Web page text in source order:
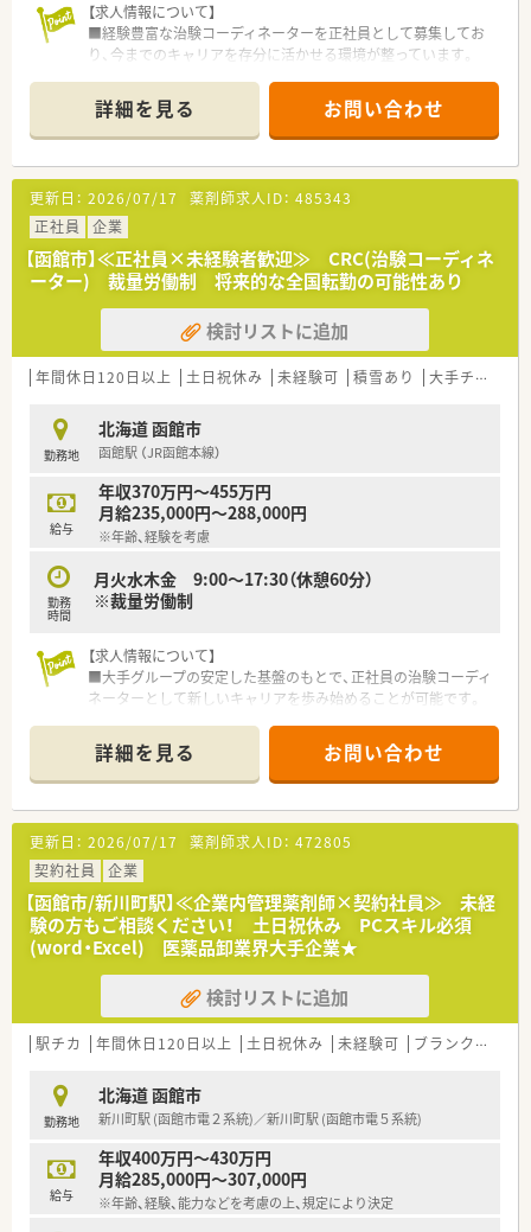
【求人情報について】
■経験豊富な治験コーディネーターを正社員として募集してお
り、今までのキャリアを存分に活かせる環境が整っています。
高い次元で両立させることが可能な求人内容です。
■賞与は年2回で計4.4ヶ月分の支給実績があり、安定した生活基
盤を築きながら専門性をさらに磨くことができます。
【募集背景と求める人物像について】
■ヘルスケア事業を一層加速させるための増員募集であり、即戦
力として現場を牽引してくれる新たな仲間を求めています。
■医療イノベーションを志し、時代の変化に柔軟に対応しながら
価値を創造できるフロンティア精神のある方を歓迎します。
■治験の現場で培った倫理観を大切にしながら、患者さんや医療
スタッフと誠実に向き合える方を高く評価いたします。
【必要スキル・歓迎スキル】
■SMO業界における治験コーディネーターとしての実務経験が
■採用後、東京で実施される約2週間の新入社員研修に全日程参
加し、最新の法令や実務を再確認できる方を募集します。
■経験者のみを対象とした募集であるため、これまでの実務で培
った高度な調整能力や専門知識を即座に発揮してください。
【会社特徴】
■開発から販売まで全てのプロセスをグループ内に保有してお
り、製薬企業と並ぶ機能を持つ国内屈指の支援体制が強みです。
■各拠点が独立した研究室のようなフロンティア精神を持ち、医
療領域を超えて健康や予防といった幅広い分野へ展開します。
を次々と提供し続けるヘルスケアのリーディング集団です。
詳細を見る お問い合わせ
更新日： 2026/07/17 薬剤師求人ID： 485343
正社員
企業
【函館市】≪正社員×未経験者歓迎≫ CRC(治験コーディネ
ーター) 裁量労働制 将来的な全国転勤の可能性あり
検討リストに追加
年間休日120日以上 土日祝休み 未経験可 積雪あり 大手チェーン以外
勤務地
北海道 函館市
函館駅 （JR函館本線）
給与
年収370万円～455万円
月給235,000円～288,000円
※年齢、経験を考慮
勤務
時間
月火水木金 9:00～17:30（休憩60分）
※裁量労働制
【求人情報について】
■大手グループの安定した基盤のもとで、正社員の治験コーディ
ネーターとして新しいキャリアを歩み始めることが可能です。
め、プライベートの時間も大切にしながら無理なく働けます。
■未経験からでも挑戦できる貴重な求人であり、充実した研修制
度によって専門的な知識を一から着実に習得できる環境です。
【募集背景と求める人物像について】
■さらなる事業拡大とヘルスケア事業の加速を見据えて、新しい
価値を共に創造していける意欲ある仲間を増員募集します。
■医療の発展に貢献したいという強い志を持ち、時代のニーズに
対して柔軟に対応できるフロンティア精神のある方を求めま
す。
■患者さんや医療スタッフと円滑に連携を図るため、相手の立場
に立った誠実なコミュニケーションができる方を歓迎します。
【必要スキル・歓迎スキル】
■CRCとしての経験は不問ですが、「薬剤師として2年以上の臨
募にあたっての必須条件となります。
■入社後には東京で約2週間にわたり実施される新入社員研修
に、全日程参加できることが必須のスキルとして求められます。
■未経験の方でも応募は可能ですが、医療現場での経験を活かし
ながら専門知識を主体的に吸収しようとする姿勢が必要です。
【会社特徴】
詳細を見る お問い合わせ
更新日： 2026/07/17 薬剤師求人ID： 472805
契約社員
企業
【函館市/新川町駅】≪企業内管理薬剤師×契約社員≫ 未経
験の方もご相談ください！ 土日祝休み PCスキル必須
(word・Excel) 医薬品卸業界大手企業★
検討リストに追加
駅チカ 年間休日120日以上 土日祝休み 未経験可 ブランク可
勤務地
北海道 函館市
新川町駅 (函館市電２系統)／新川町駅 (函館市電５系統)
給与
年収400万円～430万円
月給285,000円～307,000円
※年齢、経験、能力などを考慮の上、規定により決定